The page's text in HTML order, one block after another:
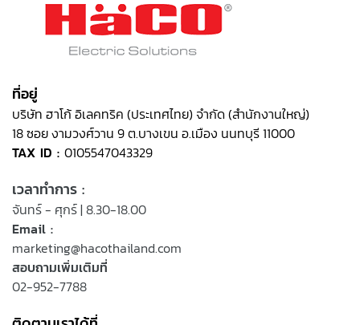
ที่อยู่
บริษัท ฮาโก้ อิเลคทริค (ประเทศไทย) จำกัด (สำนักงานใหญ่)
18 ซอย งามวงศ์วาน 9 ต.บางเขน อ.เมือง นนทบุรี 11000
TAX ID : 0105547043329
เวลาทำการ :
จันทร์ - ศุกร์ | 8.30-18.00
Email :
marketing@hacothailand.com
สอบถามเพิ่มเติมที่
02-952-7788